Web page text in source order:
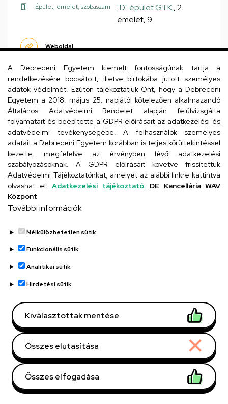
Épület, emelet, szobaszám "D" épület GTK, 2.
emelet, 9
Weboldal
Oldalszámozás
Jelenlegi
oldal
1
Oldal
2
Következő
oldal
›
Utolsó
oldal
Dolgozói adatmódosítás igénylése a DE
telefonkönyvében|Külső személyek rögzítése a
DE telefonkönyvében
Súgó
Kapcsolat
Kérdés esetén vegye fel velünk a
kapcsolatot az alábbi módok egyikén!
Debreceni Egyetem Kossuth
Lajos Gyakorló Gimnáziuma
és Általános Iskolája Csengő
A Debreceni Egyetem kiemelt fontosságúnak tartja a
rendelkezésére bocsátott, illetve birtokába jutott személyes
adatok védelmét. Ezúton tájékoztatjuk Önt, hogy a Debreceni
Egyetem a 2018. május 25. napjától kötelezően alkalmazandó
Általános Adatvédelmi Rendelet alapján felülvizsgálta
folyamatait és beépítette a GDPR előírásait az adatkezelési és
adatvédelmi tevékenységébe. A felhasználók személyes
adatait a Debreceni Egyetem korábban is teljes körültekintéssel
kezelte, megfelelve az érvényben lévő adatkezelési
szabályozásoknak. A GDPR előírásait követve frissítettük
Adatvédelmi Tájékoztatónkat, amelyet az alábbi linkre kattintva
olvashat el: Adatkezelési tájékoztató. DE Kancellária WAV
Központ
További információk
Nélkülözhetetlen sütik
Funkcionális sütik
Analitikai sütik
Hirdetési sütik
Kiválasztottak mentése
Összes elutasítása
Összes elfogadása